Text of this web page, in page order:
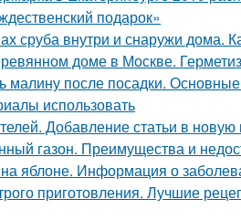
подарок»
сруба внутри и снаружи дома.
доме в Москве.
малину после посадки.
использовать
Добавление статьи в новую
газон. Преимущества и
на яблоне. Информация о
приготовления. Лучшие